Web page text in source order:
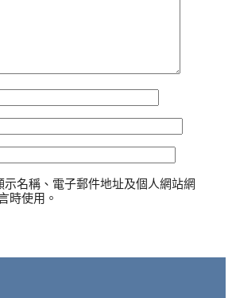
名稱、電子郵件地址及個人網站網
時使用。